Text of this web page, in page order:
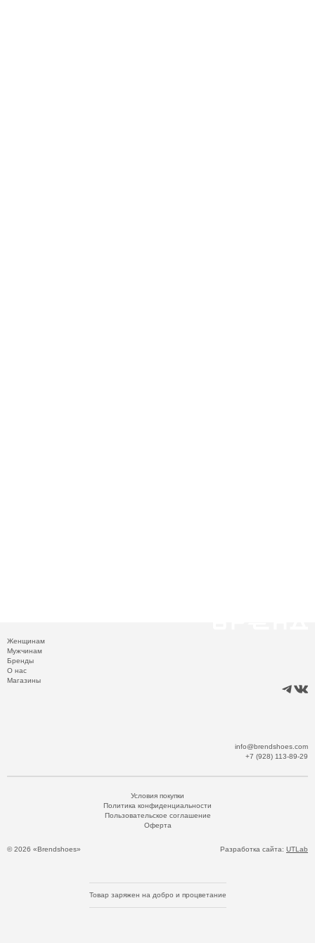
Женщинам
Мужчинам
Бренды
О нас
Магазины
info@brendshoes.com
+7 (928) 113-89-29
© 2026 «Brendshoes»
Условия покупки
Политика конфиденциальности
Пользовательское соглашение
Оферта
Разработка сайта: UTLab
Товар заряжен на добро и процветание